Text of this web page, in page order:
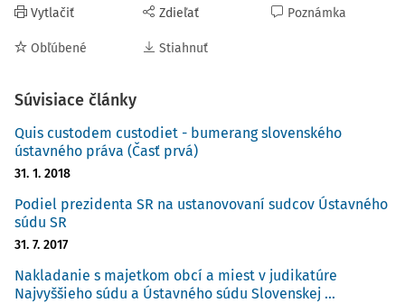
Vytlačiť
Obľúbené
Zdieľať
Stiahnuť
Poznámka
Súvisiace články
Quis custodem custodiet - bumerang slovenského
ústavného práva (Časť prvá)
31. 1. 2018
Podiel prezidenta SR na ustanovovaní sudcov Ústavného
súdu SR
31. 7. 2017
Nakladanie s majetkom obcí a miest v judikatúre
Najvyššieho súdu a Ústavného súdu Slovenskej ...